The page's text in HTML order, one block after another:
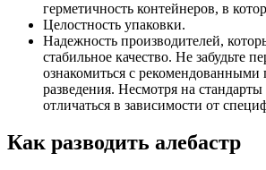
герметичность контейнеров, в
Целостность упаковки.
Надежность производителей,
стабильное качество. Не забудьте
ознакомиться с
разведения. Несмотря на
отличаться в зависимости от
Как разводить алебастр